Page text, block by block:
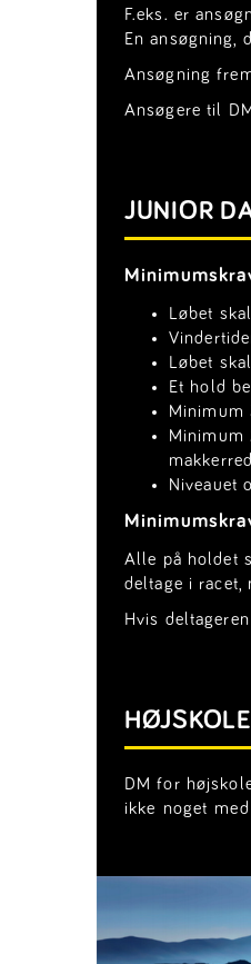
F.eks. er
En ansøgning,
Ansøgning
Ansøgere til
JUNIOR
Løbet
Løbet
Et hold
Minimum
Minimum
Niveauet
Alle på holdet
deltage i racet,
Hvis
DM for
ikke noget